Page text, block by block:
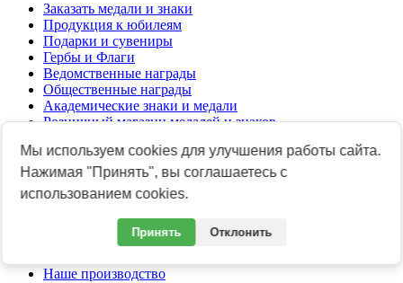
Заказать медали и знаки
Продукция к юбилеям
Подарки и сувениры
Гербы и Флаги
Ведомственные награды
Общественные награды
Академические знаки и медали
Розничный магазин медалей и знаков
Компания
Отзывы о компании
Наше производство
Мы используем cookies для улучшения работы сайта.
Нажимая "Принять", вы соглашаетесь с
использованием cookies.
Принять Отклонить